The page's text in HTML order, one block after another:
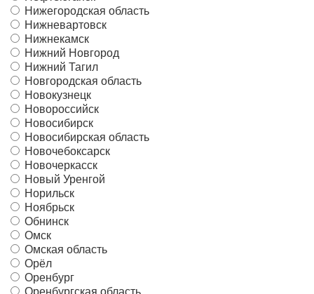
Нижегородская область
Нижневартовск
Нижнекамск
Нижний Новгород
Нижний Тагил
Новгородская область
Новокузнецк
Новороссийск
Новосибирск
Новосибирская область
Новочебоксарск
Новочеркасск
Новый Уренгой
Норильск
Ноябрьск
Обнинск
Омск
Омская область
Орёл
Оренбург
Оренбургская область